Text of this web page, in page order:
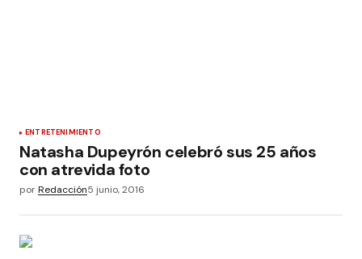
ENTRETENIMIENTO
Natasha Dupeyrón celebró sus 25 años
con atrevida foto
porRedacción5 junio, 2016